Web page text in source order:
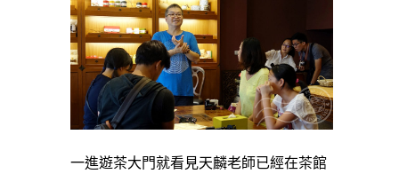
一進遊茶大門就看見天麟老師已經在茶館